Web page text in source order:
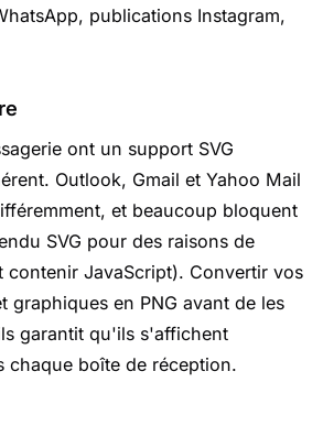
publications Instagram,
ont un support SVG
Outlook, Gmail et Yahoo Mail
et beaucoup bloquent
SVG pour des raisons de
contenir JavaScript). Convertir vos
graphiques en PNG avant de les
garantit qu'ils s'affichent
chaque boîte de réception.